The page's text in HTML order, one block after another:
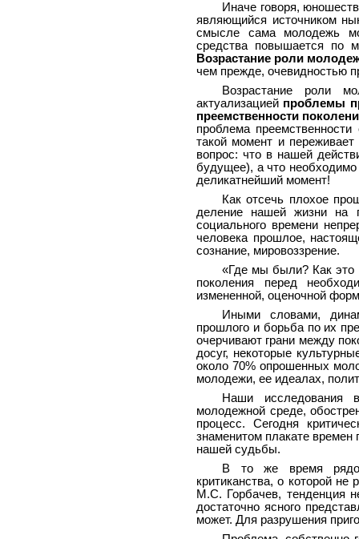
Иначе говоря,
являющийся источником
смысле сама молодежь
средства повышается по
Возрастание роли
чем прежде, очевидностью
Возрастание роли
актуализацией проблемы
преемственности
проблема
такой момент и
вопрос: что в нашей
будущее), а что необходимо
деликатнейший момент!
Как отсечь плохое
деление нашей жизни на
социального времени
человека прошлое,
сознание, мировоззрение.
«Где мы были? Как это
поколения перед
измененной, оценочной
Иными словами,
прошлого и борьба по их
очерчивают грани между
досуг, некоторые
около 70% опрошенных
молодежи, ее идеалах,
Наши исследования
молодежной среде,
процесс. Сегодня
знаменитом плакате времен
нашей судьбы.
В то же время рядом
критиканства, о которой
М.С. Горбачев, тенденция
достаточно ясного
может. Для разрушения